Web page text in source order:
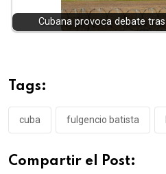
Cubana provoca debate
Tags:
cuba fulgencio batista
Compartir el Post: